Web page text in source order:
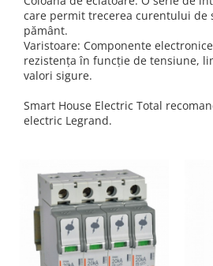
care permit trecerea curentului de
pământ.
Varistoare: Componente
rezistența în funcție de tensiune,
valori sigure.
Smart House Electric Total
electric Legrand.